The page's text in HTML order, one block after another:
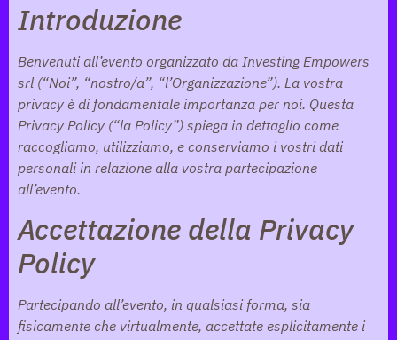
Introduzione
Benvenuti all’evento organizzato da Investing Empowers
srl (“Noi”, “nostro/a”, “l’Organizzazione”). La vostra
privacy è di fondamentale importanza per noi. Questa
Privacy Policy (“la Policy”) spiega in dettaglio come
raccogliamo, utilizziamo, e conserviamo i vostri dati
personali in relazione alla vostra partecipazione
all’evento.
Accettazione della Privacy
Policy
Partecipando all’evento, in qualsiasi forma, sia
fisicamente che virtualmente, accettate esplicitamente i